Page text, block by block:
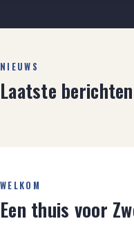
NIEUWS
Laatste berichten
WELKOM
Een thuis voor